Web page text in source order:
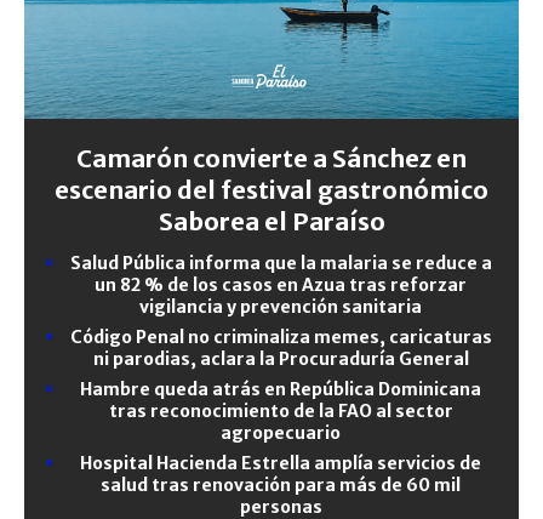
Camarón convierte a Sánchez en
escenario del festival gastronómico
Saborea el Paraíso
Salud Pública informa que la malaria se reduce a
un 82 % de los casos en Azua tras reforzar
vigilancia y prevención sanitaria
Código Penal no criminaliza memes, caricaturas
ni parodias, aclara la Procuraduría General
Hambre queda atrás en República Dominicana
tras reconocimiento de la FAO al sector
agropecuario
Hospital Hacienda Estrella amplía servicios de
salud tras renovación para más de 60 mil
personas